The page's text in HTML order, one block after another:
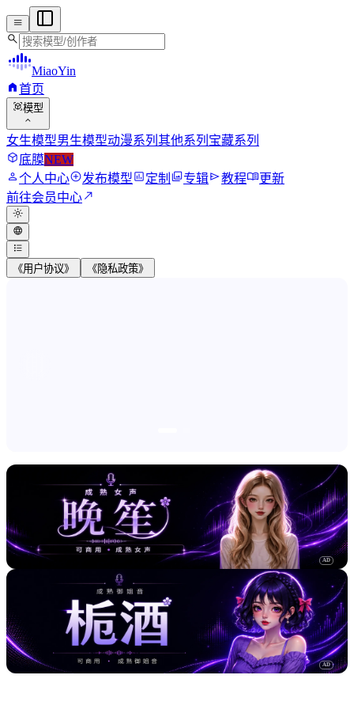
menu
search
MiaoYin
home首页
view_in_ar模型
expand_more
女生模型男生模型动漫系列 其他系列 宝藏系列
deployed_code底膜NEW
person个人中心add_circle发布模型assessment定制 photo_library专辑send教程menu_book更新
前往会员中心north_east
light_mode
language
format_list_bulleted
《用户协议》 《隐私政策》
AD
AD